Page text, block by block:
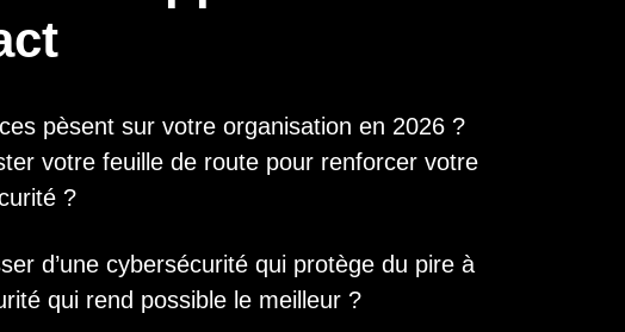
pèsent sur votre organisation en 2026 ?
votre feuille de route pour renforcer votre
?
d’une cybersécurité qui protège du pire à
qui rend possible le meilleur ?